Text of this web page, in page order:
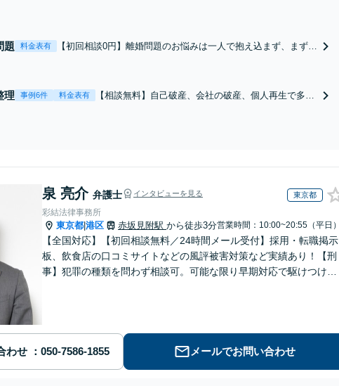
題 料金表有
【初回相談0円】離婚問題のお悩みは一人で抱え込まず、まずは
解決ができるよう全力でサポートします。
理 事例6件 料金表有
【相談無料】自己破産、会社の破産、個人再生で多数
泉 亮介 弁護士 インタビューを見る 東京都
彩結法律事務所
東京都 港区 赤坂見附駅 から徒歩3分営業時間：10:00~20:55（平日）
【全国対応】【初回相談無料／24時間メール受付】採用・転職掲示
板、飲食店の口コミサイトなどの風評被害対策など実績あり！【刑
事】犯罪の種類を問わず相談可。可能な限り早期対応で駆けつけサ
わせ メールでお問い合わせ